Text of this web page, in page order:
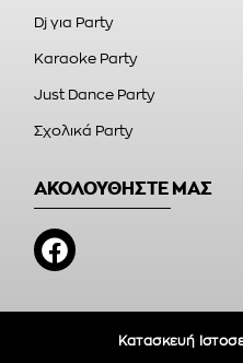
Dj για Party
Karaoke Party
Just Dance Party
Σχολικά Party
ΑΚΟΛΟΥΘΗΣΤΕ ΜΑΣ
Κατασκευή